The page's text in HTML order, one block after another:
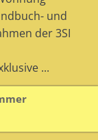
und
der 3SI
...